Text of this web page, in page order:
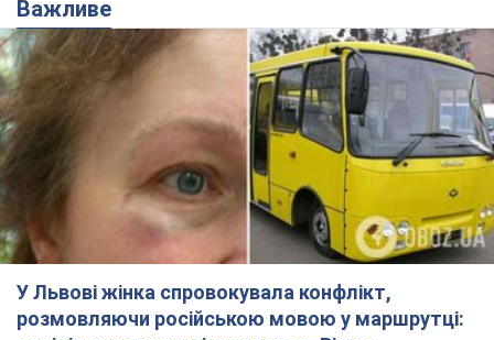
У Львові жінка спровокувала конфлікт,
розмовляючи російською мовою у маршрутці:
поліція склала адмінпротокол. Відео
На місце події прибули патрульні поліцейські та слідчо-
оперативна група
"Воюють, бо дурні": у Чернівцях
водій автобуса зневажив
українських військових і поплатився.
Відео
Водія звільнили після конфлікту з пасажирами
та образ військових